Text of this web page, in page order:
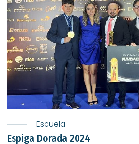
Escuela
Espiga Dorada 2024